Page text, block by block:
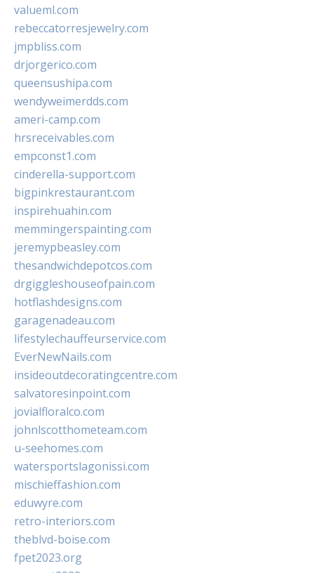
valueml.com
rebeccatorresjewelry.com
jmpbliss.com
drjorgerico.com
queensushipa.com
wendyweimerdds.com
ameri-camp.com
hrsreceivables.com
empconst1.com
cinderella-support.com
bigpinkrestaurant.com
inspirehuahin.com
memmingerspainting.com
jeremypbeasley.com
thesandwichdepotcos.com
drgiggleshouseofpain.com
hotflashdesigns.com
garagenadeau.com
lifestylechauffeurservice.com
EverNewNails.com
insideoutdecoratingcentre.com
salvatoresinpoint.com
jovialfloralco.com
johnlscotthometeam.com
u-seehomes.com
watersportslagonissi.com
mischieffashion.com
eduwyre.com
retro-interiors.com
theblvd-boise.com
fpet2023.org